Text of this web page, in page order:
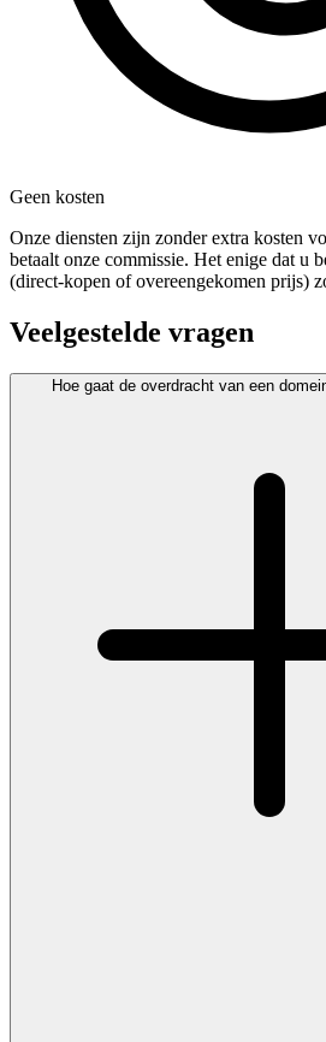
Geen kosten
Onze diensten zijn zonder extra kosten
betaalt onze commissie. Het enige dat u
(direct-kopen of overeengekomen prijs)
Veelgestelde vragen
Hoe gaat de overdracht van een